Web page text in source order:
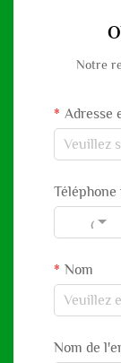
Notre
Adresse
Code
Nom
Nom de